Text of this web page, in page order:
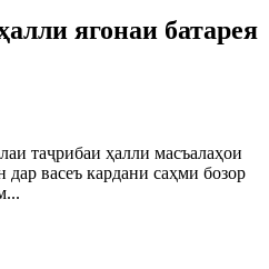
ягонаи батарея
таҷрибаи ҳалли масъалаҳои
васеъ кардани саҳми бозор